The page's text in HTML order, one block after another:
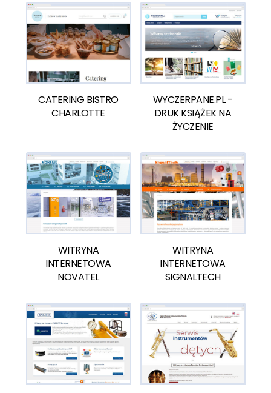
CATERING BISTRO
CHARLOTTE
WYCZERPANE.PL -
DRUK KSIĄŻEK NA
ŻYCZENIE
WITRYNA
INTERNETOWA
NOVATEL
WITRYNA
INTERNETOWA
SIGNALTECH